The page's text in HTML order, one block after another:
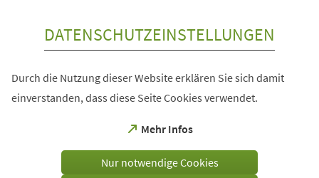
DATENSCHUTZEINSTELLUNGEN
Durch die Nutzung dieser Website erklären Sie sich damit
einverstanden, dass diese Seite Cookies verwendet.
Mehr Infos
(Öffnet
einem
Nur notwendige Cookies